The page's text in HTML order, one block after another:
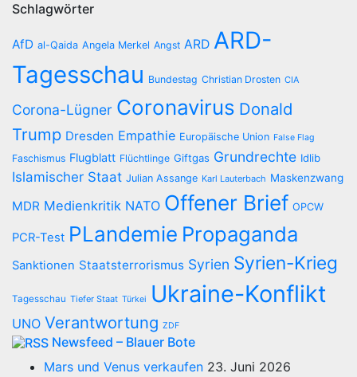
Schlagwörter
AfD al-Qaida Angela Merkel Angst ARD ARD-
Tagesschau Bundestag Christian Drosten CIA
Corona-Lügner Coronavirus Donald
Trump Dresden Empathie Europäische Union False Flag
Faschismus Flugblatt Flüchtlinge Giftgas Grundrechte Idlib
Islamischer Staat Julian Assange Karl Lauterbach Maskenzwang
MDR Medienkritik NATO Offener Brief OPCW
PCR-Test PLandemie Propaganda
Sanktionen Staatsterrorismus Syrien Syrien-Krieg
Tagesschau Tiefer Staat Türkei Ukraine-Konflikt
UNO Verantwortung ZDF
Newsfeed – Blauer Bote
Mars und Venus verkaufen 23. Juni 2026